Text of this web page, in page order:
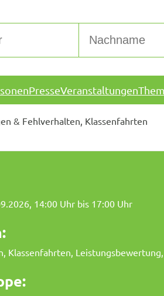
PresseVeranstaltungen
& Fehlverhalten, Klassenfahrten
, 14:00 Uhr bis 17:00 Uhr
Klassenfahrten,